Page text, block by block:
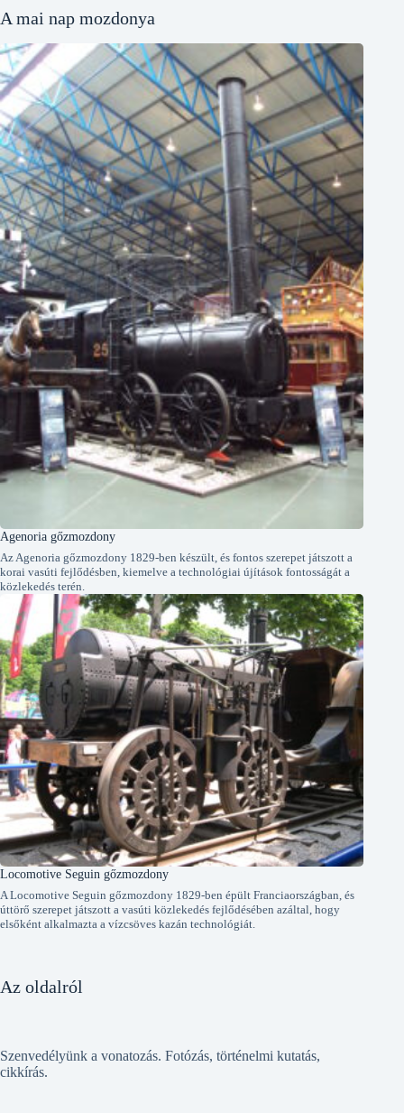
A mai nap mozdonya
Agenoria gőzmozdony
Az Agenoria gőzmozdony 1829-ben készült, és fontos szerepet játszott a
korai vasúti fejlődésben, kiemelve a technológiai újítások fontosságát a
közlekedés terén.
Locomotive Seguin gőzmozdony
A Locomotive Seguin gőzmozdony 1829-ben épült Franciaországban, és
úttörő szerepet játszott a vasúti közlekedés fejlődésében azáltal, hogy
elsőként alkalmazta a vízcsöves kazán technológiát.
Az oldalról
Szenvedélyünk a vonatozás. Fotózás, történelmi kutatás,
cikkírás.